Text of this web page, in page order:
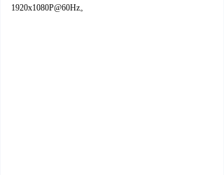
1920x1080P@60Hz。